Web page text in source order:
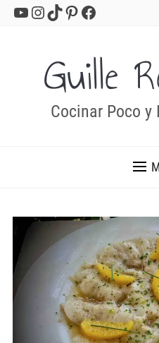
YouTube
Instagram
TikTok
Pinterest
Facebook
Guille
Cocinar Poco